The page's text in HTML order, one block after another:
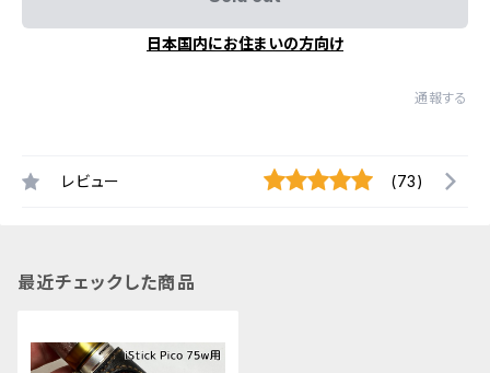
日本国内にお住まいの方向け
通報する
レビュー (73)
最近チェックした商品